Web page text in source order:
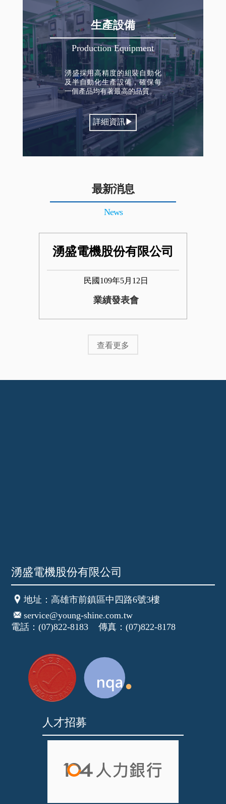
生產設備
Production Equipment
湧盛採用高精度的組裝自動化
及半自動化生產設備，確保每
一個產品均有著最高的品質。
詳細資訊▶
最新消息
News
湧盛電機股份有限公司
民國109年5月12日
業績發表會
查看更多
湧盛電機股份有限公司
地址 ：高雄市前鎮區中四路6號3樓
service@young-shine.com.tw
電話：(07)822-8183 傳真：(07)822-8178
人才招募